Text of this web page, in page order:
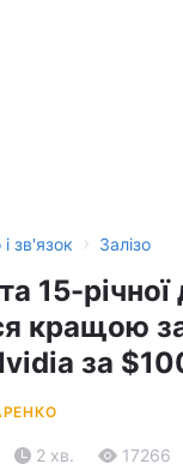
зв'язок › Залізо
15-
кращою
за
2 хв. 17266